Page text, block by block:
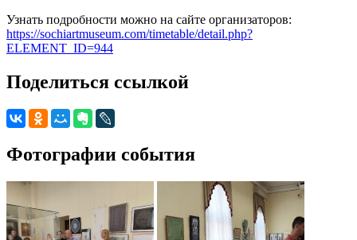
Узнать подробности можно на сайте организаторов:
https://sochiartmuseum.com/timetable/detail.php?
ELEMENT_ID=944
Поделиться ссылкой
Фотографии события